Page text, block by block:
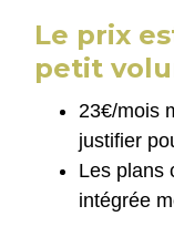
Le prix
petit
23€/mois
justifier
Les plans
intégrée